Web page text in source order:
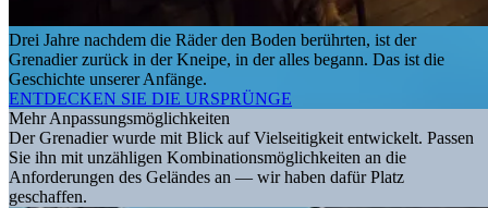
Drei Jahre nachdem die Räder den Boden berührten, ist der
Grenadier zurück in der Kneipe, in der alles begann. Das ist die
Geschichte unserer Anfänge.
ENTDECKEN SIE DIE URSPRÜNGE
Mehr Anpassungsmöglichkeiten
Der Grenadier wurde mit Blick auf Vielseitigkeit entwickelt. Passen
Sie ihn mit unzähligen Kombinationsmöglichkeiten an die
Anforderungen des Geländes an — wir haben dafür Platz
geschaffen.